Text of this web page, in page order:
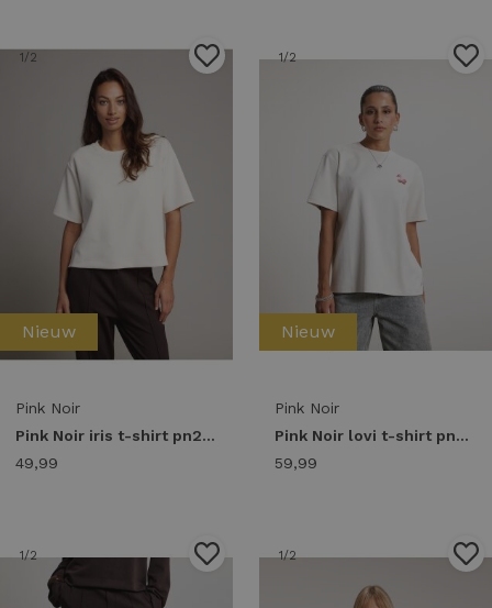
1/2
Nieuw
Pink Noir
Pink Noir iris t-shirt pn22243071 T-shirt Korte mouw 101 off-white
49,99
1/2
Nieuw
Pink Noir
Pink Noir lovi t-shirt pn22243262 T-shirt Korte mouw 110 eggnog
59,99
1/2 1/2